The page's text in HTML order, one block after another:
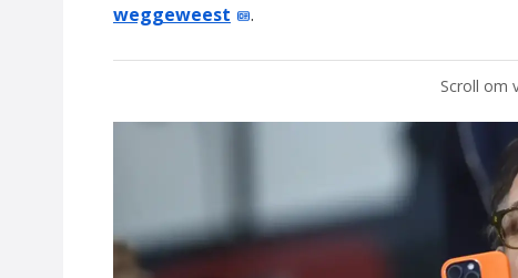
weggeweest
.
Scroll om